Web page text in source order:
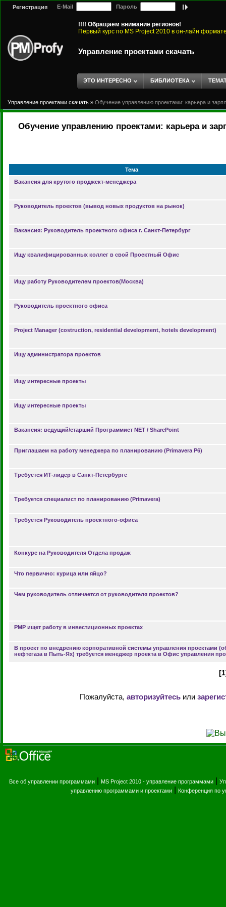
Регистрация E-Mail Пароль
!!!! Обращаем внимание регионов!
Первый курс по MS Project 2010 в он-лайн
Управление проектами скачать
ЭТО ИНТЕРЕСНО БИБЛИОТЕКА
Управление проектами скачать » Обучение управлению проектами: карьера и
Обучение управлению проектами: карьера и
Тема
Вакансия для крутого проджект-менеджера
Руководитель проектов (вывод новых продуктов на рынок)
Вакансия: Руководитель проектного офиса г. Санкт-Петербург
Ищу квалифицированных коллег в свой Проектный Офис
Ищу работу Руководителем проектов(Москва)
Руководитель проектного офиса
Project Manager (costruction, residential development, hotels development)
Ищу администратора проектов
Ищу интересные проекты
Ищу интересные проекты
Вакансия: ведущий/старший Программист NET / SharePoint
Приглашаем на работу менеджера по планированию (Primavera P6)
Требуется ИТ-лидер в Санкт-Петербурге
Требуется специалист по планированию (Primavera)
Требуется Руководитель проектного-офиса
Конкурс на Руководителя Отдела продаж
Что первично: курица или яйцо?
Чем руководитель отличается от руководителя проектов?
PMP ищет работу в инвестиционных проектах
В проект по внедрению корпоративной системы управления проектами
нефтегаза в Пыть-Ях) требуется менеджер проекта в Офис управления
[1
Пожалуйста, авторизуйтесьили
Все об управлении программами MS Project 2010 - управление программами
управлению программами и проектами| Конференция по